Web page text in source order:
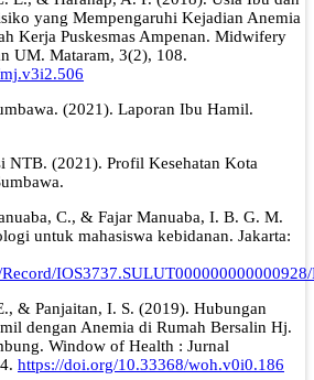
yang Mempengaruhi Kejadian Anemia
Kerja Puskesmas Ampenan. Midwifery
UM. Mataram, 3(2), 108.
(2021). Laporan Ibu Hamil.
NTB. (2021). Profil Kesehatan Kota
C., & Fajar Manuaba, I. B. G. M.
untuk mahasiswa kebidanan. Jakarta:
& Panjaitan, I. S. (2019). Hubungan
dengan Anemia di Rumah Bersalin Hj.
Window of Health : Jurnal
https://doi.org/10.33368/woh.v0i0.186